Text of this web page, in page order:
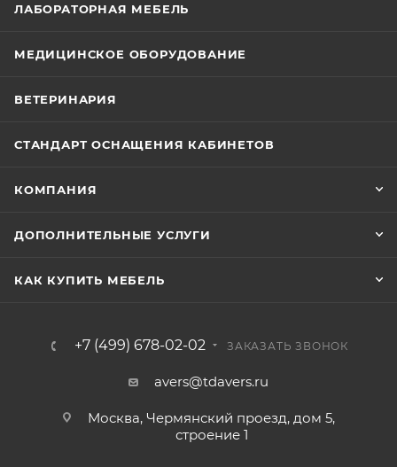
ЛАБОРАТОРНАЯ МЕБЕЛЬ
МЕДИЦИНСКОЕ ОБОРУДОВАНИЕ
ВЕТЕРИНАРИЯ
СТАНДАРТ ОСНАЩЕНИЯ КАБИНЕТОВ
КОМПАНИЯ
ДОПОЛНИТЕЛЬНЫЕ УСЛУГИ
КАК КУПИТЬ МЕБЕЛЬ
+7 (499) 678-02-02 ЗАКАЗАТЬ ЗВОНОК
avers@tdavers.ru
Москва, Чермянский проезд, дом 5,
строение 1